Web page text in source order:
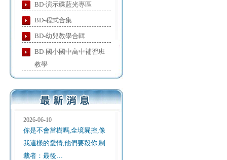
BD-演示碟藍光專區
BD-程式合集
BD-幼兒教學合輯
BD-國小國中高中補習班
教學
2026-06-10
你是不會當樹嗎,全境屍控,像
我這樣的愛情,他們要殺你,制
裁者：最後…